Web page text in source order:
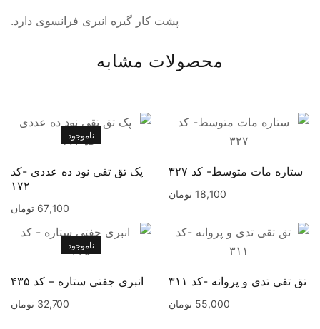
پشت کار گیره انبری فرانسوی دارد.
محصولات مشابه
ستاره مات متوسط- کد ۳۲۷
18,100 تومان
ناموجود
پک تق تقی نود ده عددی -کد
۱۷۲
67,100 تومان
تق تقی تدی و پروانه -کد ۳۱۱
55,000 تومان
ناموجود
انبری جفتی ستاره – کد ۴۳۵
32,700 تومان